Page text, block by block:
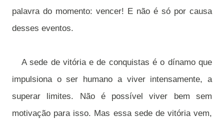
palavra do momento: vencer! E não é só por causa
desses eventos.
A sede de vitória e de conquistas é o dínamo que
impulsiona o ser humano a viver intensamente, a
superar limites. Não é possível viver bem sem
motivação para isso. Mas essa sede de vitória vem,